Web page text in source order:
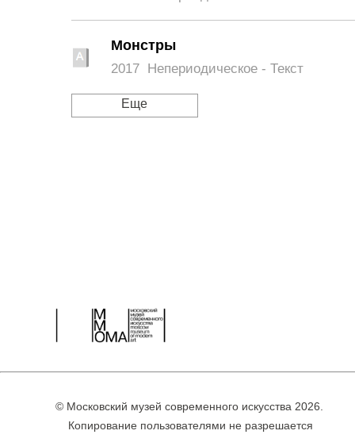
Монстры
2017 Непериодическое - Текст
Еще
© Московский музей современного искусства 2026.
Копирование пользователями не разрешается